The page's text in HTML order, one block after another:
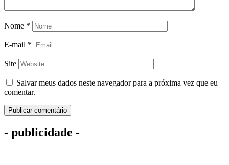
Nome *
E-mail *
Site
Salvar meus dados neste navegador para a próxima vez que eu
comentar.
- publicidade -